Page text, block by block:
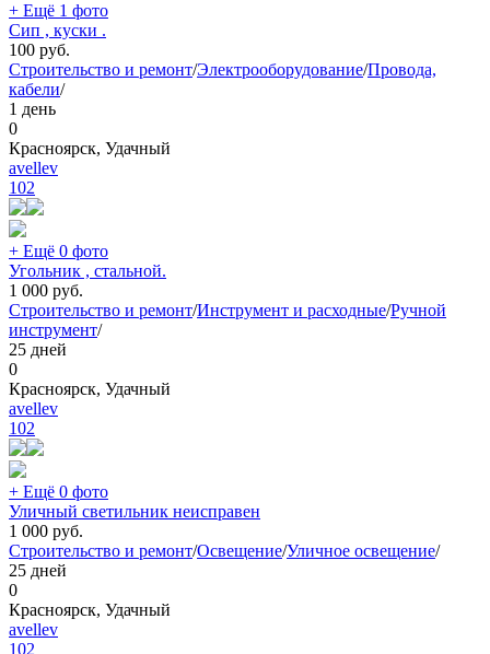
+ Ещё 1 фото
Сип , куски .
100 руб.
Строительство и ремонт/Электрооборудование/Провода,
кабели/
1 день
0
Красноярск, Удачный
avellev
102
+ Ещё 0 фото
Угольник , стальной.
1 000 руб.
Строительство и ремонт/Инструмент и расходные/Ручной
инструмент/
25 дней
0
Красноярск, Удачный
avellev
102
+ Ещё 0 фото
Уличный светильник неисправен
1 000 руб.
Строительство и ремонт/Освещение/Уличное освещение/
25 дней
0
Красноярск, Удачный
avellev
102